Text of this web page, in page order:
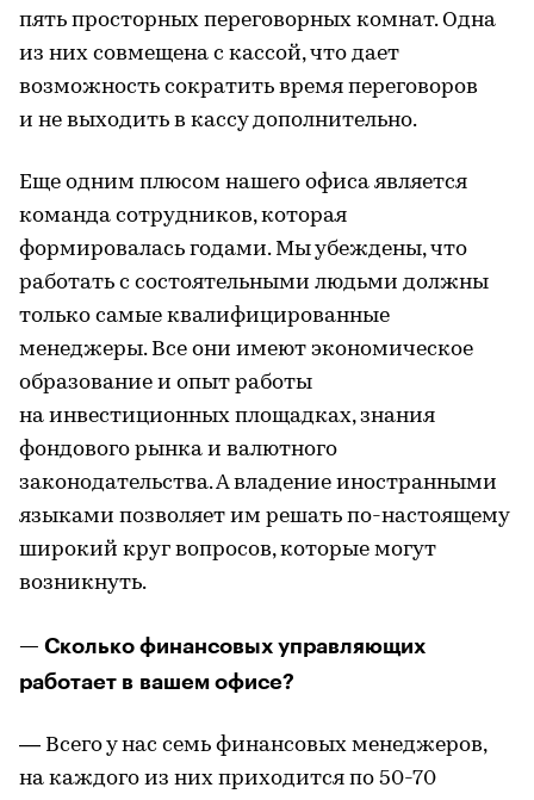
пять просторных переговорных комнат. Одна
из них совмещена с кассой, что дает
возможность сократить время переговоров
и не выходить в кассу дополнительно.
Еще одним плюсом нашего офиса является
команда сотрудников, которая
формировалась годами. Мы убеждены, что
работать с состоятельными людьми должны
только самые квалифицированные
менеджеры. Все они имеют экономическое
образование и опыт работы
на инвестиционных площадках, знания
фондового рынка и валютного
законодательства. А владение иностранными
языками позволяет им решать по-настоящему
широкий круг вопросов, которые могут
возникнуть.
— Сколько финансовых управляющих
работает в вашем офисе?
— Всего у нас семь финансовых менеджеров,
на каждого из них приходится по 50-70